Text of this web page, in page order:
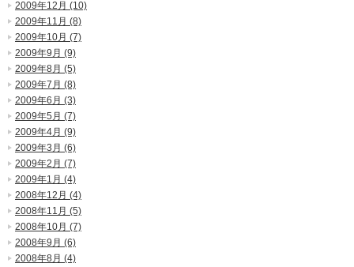
2009年12月 (10)
2009年11月 (8)
2009年10月 (7)
2009年9月 (9)
2009年8月 (5)
2009年7月 (8)
2009年6月 (3)
2009年5月 (7)
2009年4月 (9)
2009年3月 (6)
2009年2月 (7)
2009年1月 (4)
2008年12月 (4)
2008年11月 (5)
2008年10月 (7)
2008年9月 (6)
2008年8月 (4)